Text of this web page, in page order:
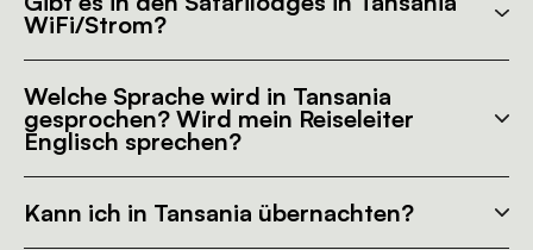
WiFi/Strom?
Welche Sprache wird in Tansania
gesprochen? Wird mein Reiseleiter
Englisch sprechen?
Kann ich in Tansania übernachten?